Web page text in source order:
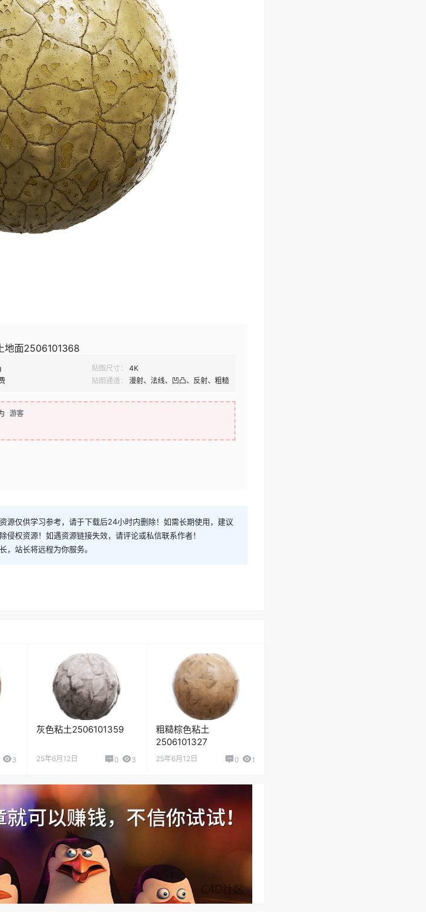
地面2506101368
贴图尺寸：
4K
贴图通道： 漫射、法线、凹凸、反射、粗糙
游客
源仅供学习参考，请于下载后24小时内删除！如需长期使用，建议
权资源！如遇资源链接失效，请评论或私信联系作者！
，站长将远程为你服务。
3
灰色粘土2506101359
25年6月12日 0 3
粗糙棕色粘土
2506101327
25年6月12日 0 1